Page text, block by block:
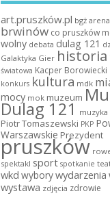
art.pruszków.pl bgż arena
brwinów co pruszków
wolny debata dulag 121
Galaktyka Gier historia
światowa Kacper Borowiecki
konkurs kultura mdk
mocy mok muzeum
Dulag 121 muzyka
Piotr Tomaszewski PKP
Warszawskie Prezydent
pruszków
spektakl sport spotkanie
wkd wyborywydarzenia
wystawa zdjęcia zdrowie